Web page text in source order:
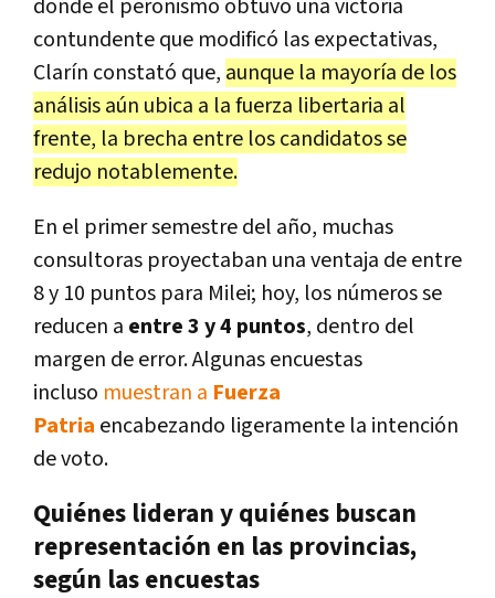
donde el peronismo obtuvo una victoria
contundente que modificó las expectativas,
Clarín constató que, aunque la mayoría de los
análisis aún ubica a la fuerza libertaria al
frente, la brecha entre los candidatos se
redujo notablemente.
En el primer semestre del año, muchas
consultoras proyectaban una ventaja de entre
8 y 10 puntos para Milei; hoy, los números se
reducen a entre 3 y 4 puntos, dentro del
margen de error. Algunas encuestas
incluso muestran a Fuerza
Patria encabezando ligeramente la intención
de voto.
Quiénes lideran y quiénes buscan
representación en las provincias,
según las encuestas